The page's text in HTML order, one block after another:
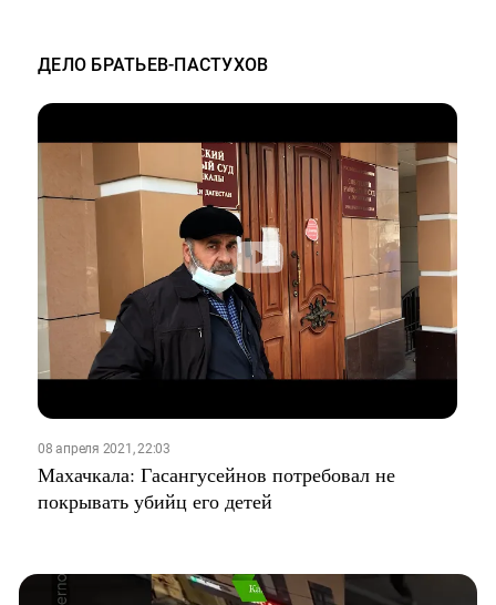
ДЕЛО БРАТЬЕВ-ПАСТУХОВ
08 апреля 2021, 22:03
Махачкала: Гасангусейнов потребовал не
покрывать убийц его детей